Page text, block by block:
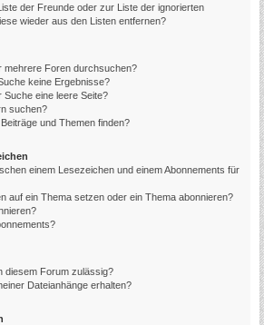
der Freunde oder zur Liste der ignorierten
wieder aus den Listen entfernen?
mehrere Foren durchsuchen?
keine Ergebnisse?
eine leere Seite?
suchen?
und Themen finden?
einem Lesezeichen und einem Abonnements für
auf ein Thema setzen oder ein Thema abonnieren?
diesem Forum zulässig?
Dateianhänge erhalten?